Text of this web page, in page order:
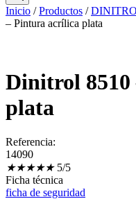
Inicio /Productos /
– Pintura acrílica plata
Dinitrol
plata
Referencia:
14090
★★★★★ 5/5
Ficha técnica
ficha de seguridad